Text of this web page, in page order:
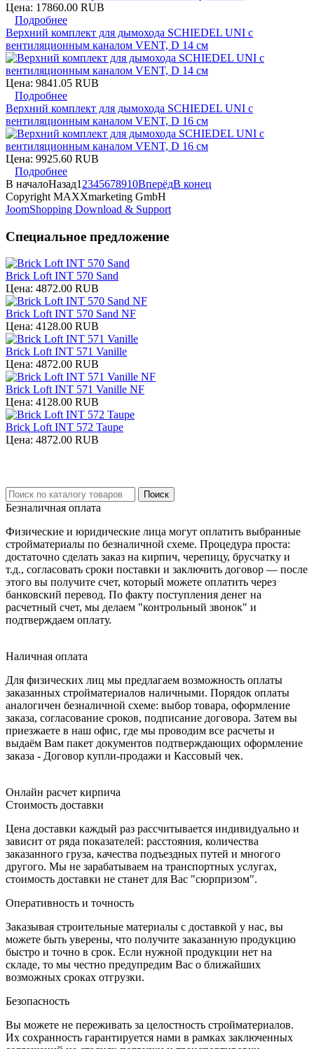
Цена: 17860.00 RUB
Подробнее
Верхний комплект для дымохода SCHIEDEL UNI с
вентиляционным каналом VENT, D 14 см
Цена: 9841.05 RUB
Подробнее
Верхний комплект для дымохода SCHIEDEL UNI с
вентиляционным каналом VENT, D 16 см
Цена: 9925.60 RUB
Подробнее
В началоНазад1 2345678910ВперёдВ конец
Copyright MAXXmarketing GmbH
JoomShopping Download & Support
Специальное предложение
Brick Loft INT 570 Sand
Цена: 4872.00 RUB
Brick Loft INT 570 Sand NF
Цена: 4128.00 RUB
Brick Loft INT 571 Vanille
Цена: 4872.00 RUB
Brick Loft INT 571 Vanille NF
Цена: 4128.00 RUB
Brick Loft INT 572 Taupe
Цена: 4872.00 RUB
Безналичная оплата
Физические и юридические лица могут оплатить выбранные
стройматериалы по безналичной схеме. Процедура проста:
достаточно сделать заказ на кирпич, черепицу, брусчатку и
т.д., согласовать сроки поставки и заключить договор — после
этого вы получите счет, который можете оплатить через
банковский перевод. По факту поступления денег на
расчетный счет, мы делаем "контрольный звонок" и
подтверждаем оплату.
Наличная оплата
Для физических лиц мы предлагаем возможность оплаты
заказанных стройматериалов наличными. Порядок оплаты
аналогичен безналичной схеме: выбор товара, оформление
заказа, согласование сроков, подписание договора. Затем вы
приезжаете в наш офис, где мы проводим все расчеты и
выдаём Вам пакет документов подтверждающих оформление
заказа - Договор купли-продажи и Кассовый чек.
Онлайн расчет кирпича
Стоимость доставки
Цена доставки каждый раз рассчитывается индивидуально и
зависит от ряда показателей: расстояния, количества
заказанного груза, качества подъездных путей и многого
другого. Мы не зарабатываем на транспортных услугах,
стоимость доставки не станет для Вас "сюрпризом".
Оперативность и точность
Заказывая строительные материалы с доставкой у нас, вы
можете быть уверены, что получите заказанную продукцию
быстро и точно в срок. Если нужной продукции нет на
складе, то мы честно предупредим Вас о ближайших
возможных сроках отгрузки.
Безопасность
Вы можете не переживать за целостность стройматериалов.
Их сохранность гарантируется нами в рамках заключенных